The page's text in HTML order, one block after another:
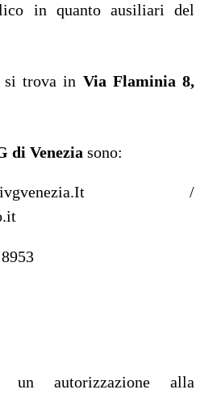
in quanto ausiliari del
si trova in Via Flaminia 8,
di Venezia sono:
/
un autorizzazione alla